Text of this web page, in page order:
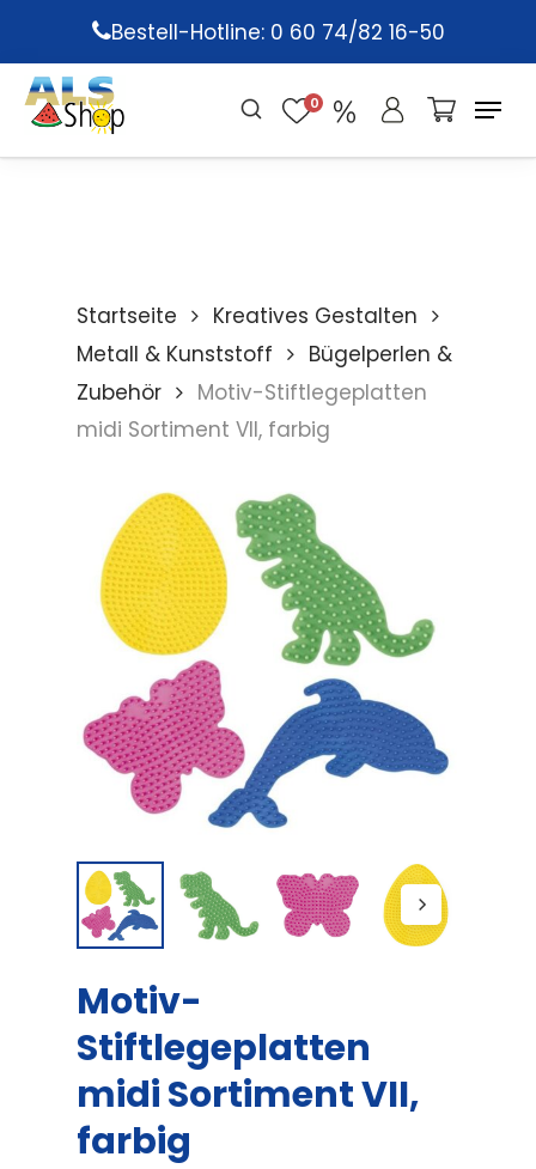
main
content
Bestell-Hotline: 0 60 74/82 16-50
0
Startseite
Kreatives Gestalten
Metall & Kunststoff
Bügelperlen &
Zubehör
Motiv-Stiftlegeplatten
midi Sortiment VII, farbig
Motiv-
Stiftlegeplatten
midi Sortiment VII,
farbig